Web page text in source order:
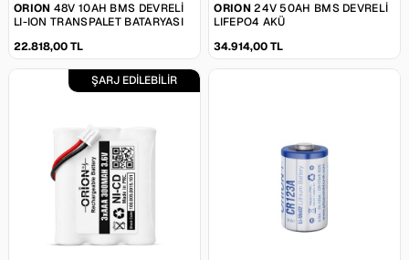
ORION 48V 10AH BMS DEVRELI
LI-ION TRANSPALET BATARYASI
22.818,00 TL
ORION24V 50AH BMS DEVRELI
LIFEPO4 AKÜ
34.914,00 TL
ŞARJ EDİLEBİLİR